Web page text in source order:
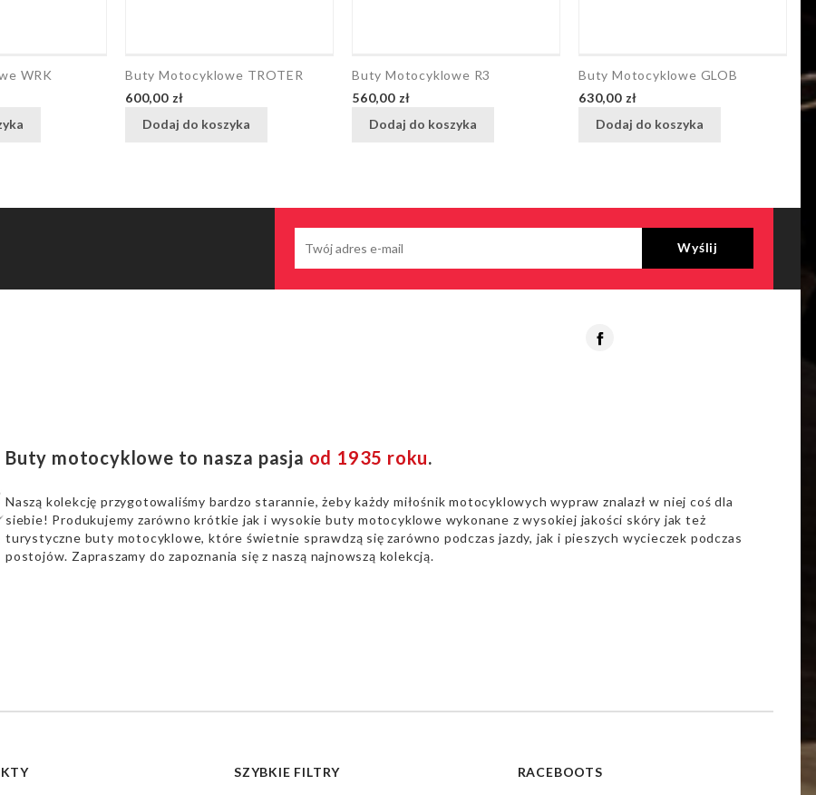
WRK
Buty Motocyklowe TROTER
Cena
600,00 zł
Dodaj do koszyka
Buty Motocyklowe R3
Cena
560,00 zł
Dodaj do koszyka
Buty Motocyklowe GLOB
Cena
630,00 zł
Dodaj do koszyka
Buty motocyklowe to nasza pasja od 1935 roku.
Naszą kolekcję przygotowaliśmy bardzo starannie, żeby każdy miłośnik motocyklowych wypraw znalazł w niej coś dla
siebie! Produkujemy zarówno krótkie jak i wysokie buty motocyklowe wykonane z wysokiej jakości skóry jak też
turystyczne buty motocyklowe, które świetnie sprawdzą się zarówno podczas jazdy, jak i pieszych wycieczek podczas
postojów. Zapraszamy do zapoznania się z naszą najnowszą kolekcją.
SZYBKIE FILTRY
RACEBOOTS